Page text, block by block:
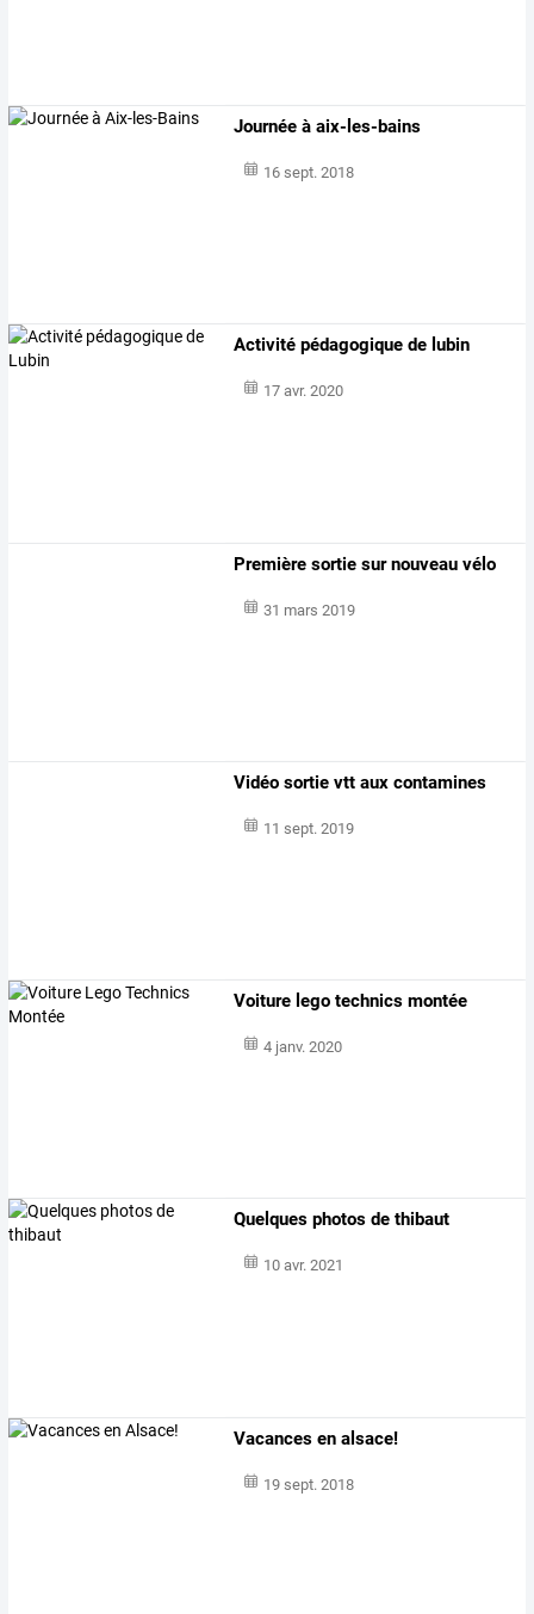
Journée à aix-les-bains
16 sept. 2018
Activité pédagogique de lubin
17 avr. 2020
Première sortie sur nouveau vélo
31 mars 2019
Vidéo sortie vtt aux contamines
11 sept. 2019
Voiture lego technics montée
4 janv. 2020
Quelques photos de thibaut
10 avr. 2021
Vacances en alsace!
19 sept. 2018